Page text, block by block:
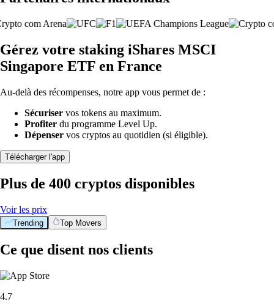
Gérez votre staking iShares MSCI
Singapore ETF en France
Au-delà des récompenses, notre app vous permet de :
Sécuriser vos tokens au maximum.
Profiter du programme Level Up.
Dépenser vos cryptos au quotidien (si éligible).
Télécharger l'app
Plus de 400 cryptos disponibles
Voir les prix
Trending Top Movers
Ce que disent nos clients
4.7